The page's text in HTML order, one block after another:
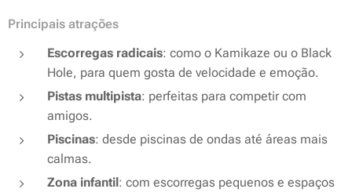
Principais atrações
Escorregas radicais: como o Kamikaze ou o Black
Hole, para quem gosta de velocidade e emoção.
Pistas multipista: perfeitas para competir com
amigos.
Piscinas: desde piscinas de ondas até áreas mais
calmas.
Zona infantil: com escorregas pequenos e espaços